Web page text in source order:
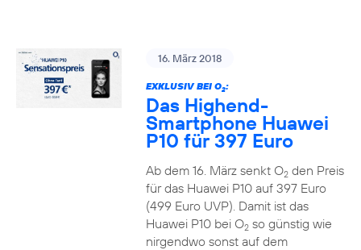
16. März 2018
EXKLUSIV BEI O2:
Das Highend-
Smartphone Huawei
P10 für 397 Euro
Ab dem 16. März senkt O2den Preis
für das Huawei P10 auf 397 Euro
(499 Euro UVP). Damit ist das
Huawei P10 bei O2so günstig wie
nirgendwo sonst auf dem